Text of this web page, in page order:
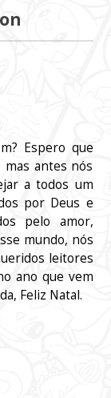
Espero que
antes nós
a todos um
por Deus e
pelo amor,
mundo, nós
leitores
ano que vem
Feliz Natal.